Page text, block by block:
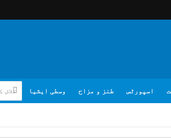
اسپورٹس طنز و مزاح وسطی ایشیا